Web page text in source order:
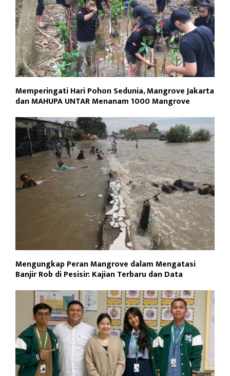
Memperingati Hari Pohon Sedunia, Mangrove Jakarta
dan MAHUPA UNTAR Menanam 1000 Mangrove
Mengungkap Peran Mangrove dalam Mengatasi
Banjir Rob di Pesisir: Kajian Terbaru dan Data